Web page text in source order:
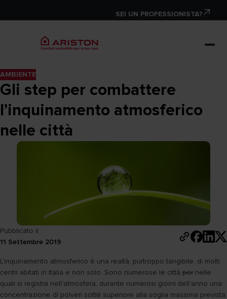
SEI UN PROFESSIONISTA?
AMBIENTE
Gli step per combattere
l’inquinamento atmosferico
nelle città
Pubblicato il
11 Settembre 2019
L'inquinamento atmosferico è una realtà, purtroppo tangibile, di molti
centri abitati in Italia e non solo. Sono numerose le città per nelle
quali si registra nell'atmosfera, durante numerosi giorni dell'anno una
concentrazione di polveri sottili superiore alla soglia massima prevista